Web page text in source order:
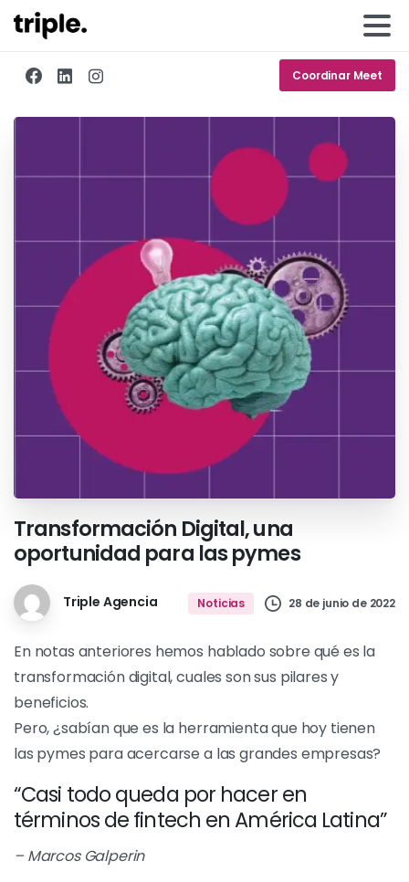
Coordinar Meet
Transformación Digital, una
oportunidad para las pymes
Triple Agencia Noticias 28 de junio de 2022
En notas anteriores hemos hablado sobre qué es la
transformación digital, cuales son sus pilares y
beneficios.
Pero, ¿sabían que es la herramienta que hoy tienen
las pymes para acercarse a las grandes empresas?
“Casi todo queda por hacer en
términos de fintech en América Latina”
– Marcos Galperin